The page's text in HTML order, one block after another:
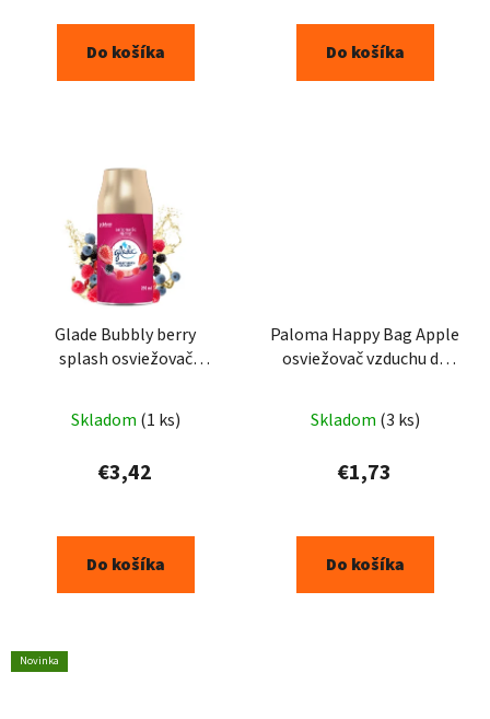
Do košíka Do košíka
Glade Bubbly berry
splash osviežovač
Skladom (1 ks)
€3,42
Do košíka
Paloma Happy Bag Apple
osviežovač vzduchu do
Skladom (3 ks)
€1,73
Do košíka
Novinka